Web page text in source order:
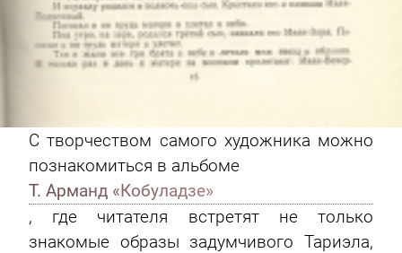
С творчеством самого художника можно
познакомиться в альбоме
Т. Арманд «Кобуладзе»
, где читателя встретят не только
знакомые образы задумчивого Тариэла,